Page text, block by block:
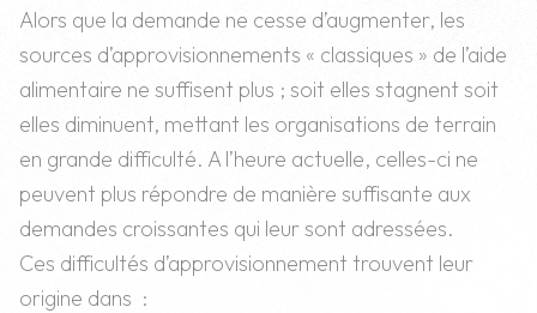
Alors que la demande ne cesse d’augmenter, les
sources d’approvisionnements « classiques » de l’aide
alimentaire ne suffisent plus ; soit elles stagnent soit
elles diminuent, mettant les organisations de terrain
en grande difficulté. A l’heure actuelle, celles-ci ne
peuvent plus répondre de manière suffisante aux
demandes croissantes qui leur sont adressées.
Ces difficultés d’approvisionnement trouvent leur
origine dans :